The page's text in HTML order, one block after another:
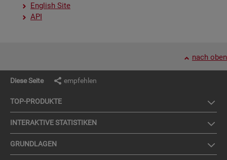
English Site
API
nach oben
Diese Seite empfehlen
TOP-PRO­DUK­TE
IN­TER­AK­TI­VE STA­TIS­TI­KEN
GRUND­LA­GEN